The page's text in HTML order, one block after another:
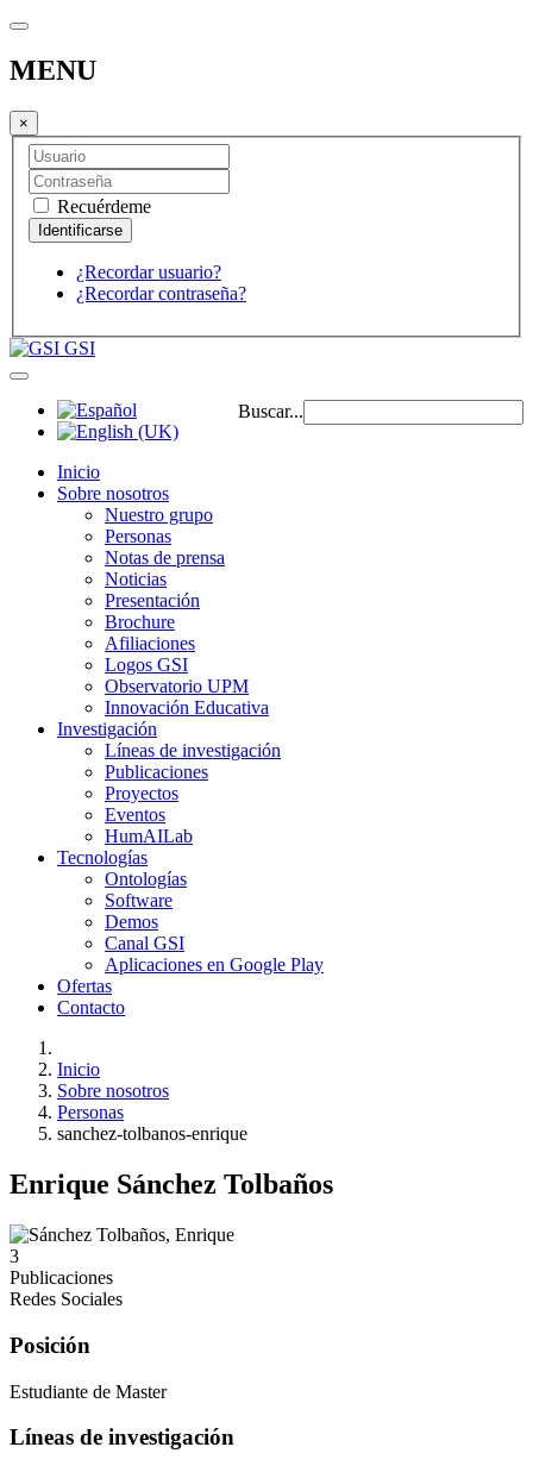
MENU
×
Recuérdeme
¿Recordar usuario?
¿Recordar contraseña?
GSI
Buscar...
Inicio
Sobre nosotros
Nuestro grupo
Personas
Notas de prensa
Noticias
Presentación
Brochure
Afiliaciones
Logos GSI
Observatorio UPM
Innovación Educativa
Investigación
Líneas de investigación
Publicaciones
Proyectos
Eventos
HumAILab
Tecnologías
Ontologías
Software
Demos
Canal GSI
Aplicaciones en Google Play
Ofertas
Contacto
Inicio
Sobre nosotros
Personas
sanchez-tolbanos-enrique
Enrique Sánchez Tolbaños
3
Publicaciones
Redes Sociales
Posición
Estudiante de Master
Líneas de investigación